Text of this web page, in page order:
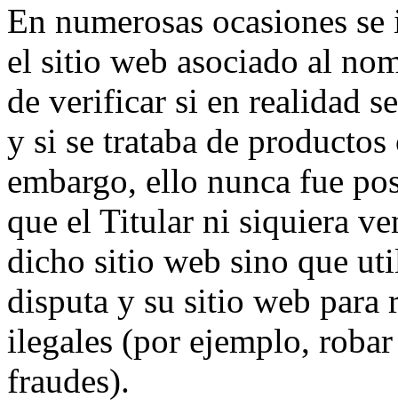
En numerosas ocasiones
el sitio web asociado al
de verificar si en realidad
y si se trataba de
embargo, ello nunca fue
que el Titular ni siquiera
dicho sitio web sino que
disputa y su sitio web para
ilegales (por ejemplo,
fraudes).